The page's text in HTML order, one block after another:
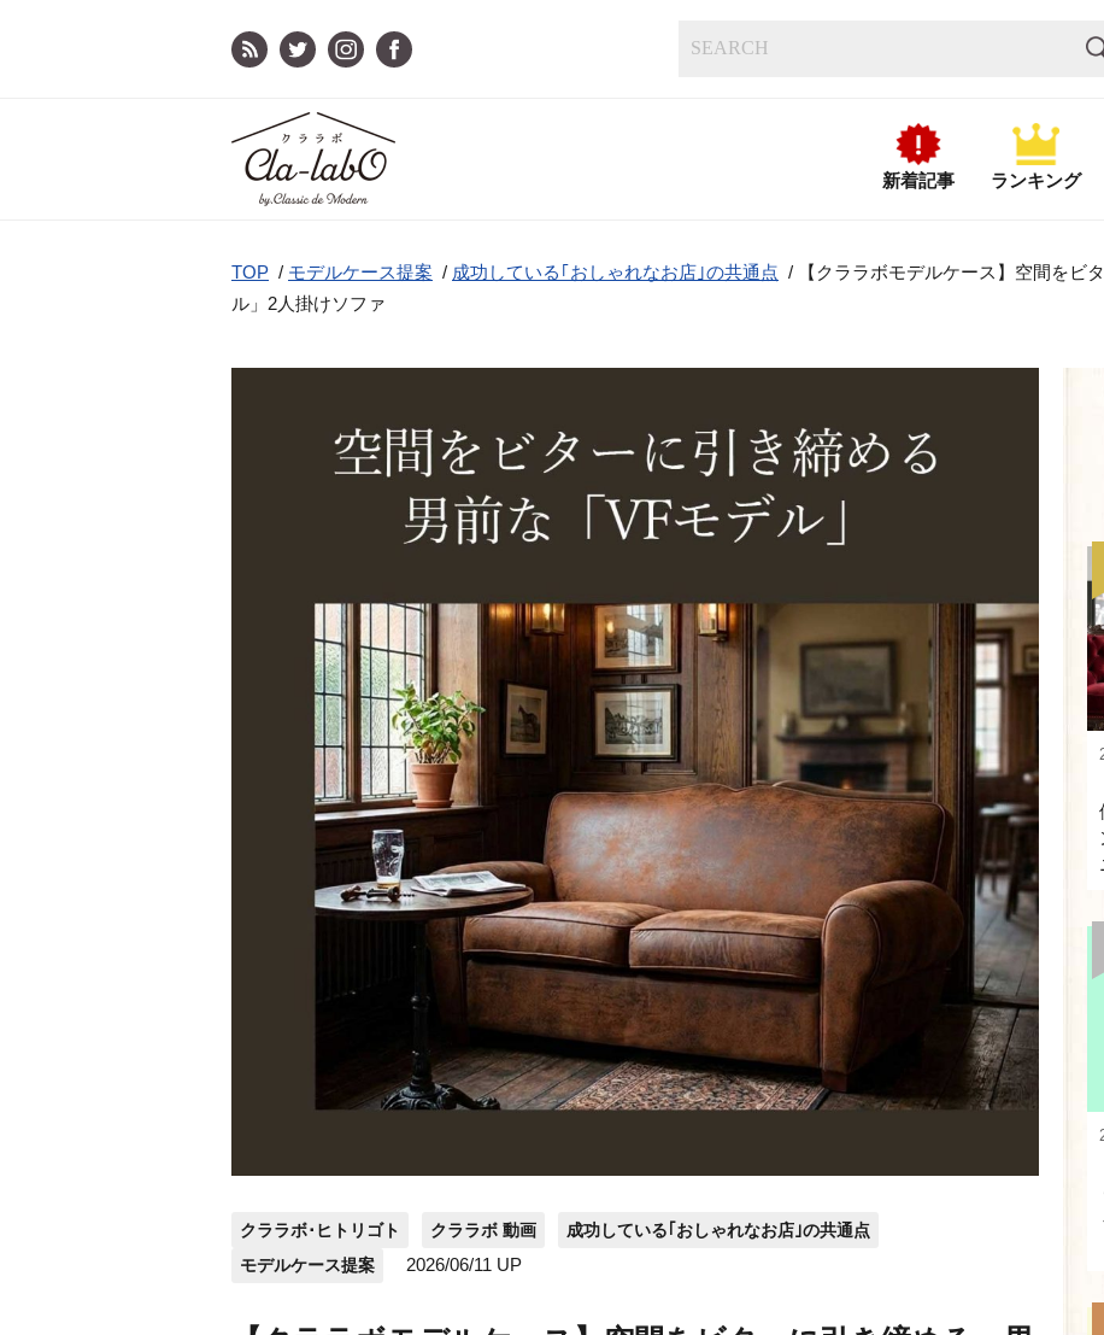
新着記事 ランキング
TOP / モデルケース提案 / 成功している｢おしゃれなお店｣の共通点 /
【クララボモデルケース】空間をビ
ル」2人掛けソファ
クララボ･ヒトリゴト クララボ 動画
成功している｢おしゃれなお店｣の共通点
モデルケース提案
2026/06/11 UP